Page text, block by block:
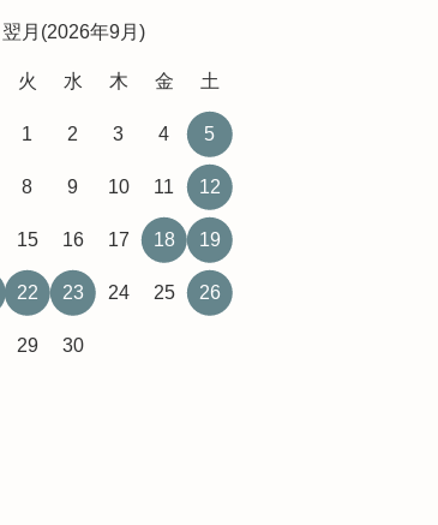
翌月(2026年9月)
火 水 木 金 土
1 2 3 4 5
8 9 10 11 12
15 16 17 18 19
22 23 24 25 26
29 30